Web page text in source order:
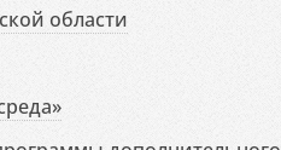
области